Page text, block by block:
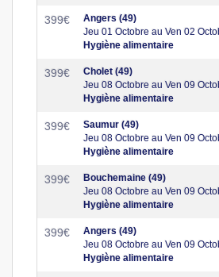
399€
Angers (49)
Jeu 01 Octobre au Ven 02
Hygiène alimentaire
399€
Cholet (49)
Jeu 08 Octobre au Ven 09
Hygiène alimentaire
399€
Saumur (49)
Jeu 08 Octobre au Ven 09
Hygiène alimentaire
399€
Bouchemaine (49)
Jeu 08 Octobre au Ven 09
Hygiène alimentaire
399€
Angers (49)
Jeu 08 Octobre au Ven 09
Hygiène alimentaire